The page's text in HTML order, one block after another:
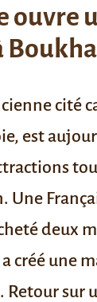
ouvre
cité
est
Une
deux
créé une
Retour sur